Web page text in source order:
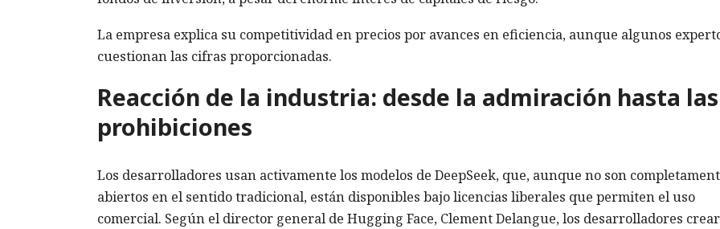
La empresa explica su competitividad en precios por avances en eficiencia, aunque algunos
cuestionan las cifras proporcionadas.
Reacción de la industria: desde la admiración hasta las
prohibiciones
Los desarrolladores usan activamente los modelos de DeepSeek, que, aunque no son
abiertos en el sentido tradicional, están disponibles bajo licencias liberales que permiten el uso
comercial. Según el director general de Hugging Face, Clement Delangue, los desarrolladores